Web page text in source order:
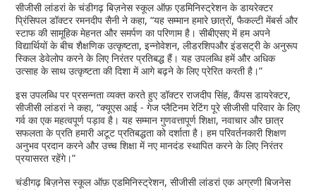
सीजीसी लांडरां के चंडीगढ़ बिज़नेस स्कूल ऑफ़ एडमिनिस्ट्रेशन के डायरेक्टर
प्रिंसिपल डॉक्टर रमनदीप सैनी ने कहा, “यह सम्मान हमारे छात्रों, फैकल्टी मेंबर्स और
स्टाफ की सामूहिक मेहनत और समर्पण का परिणाम है। सीबीएसए में हम अपने
विद्यार्थियों के बीच शैक्षणिक उत्कृष्टता, इन्नोवेशन, लीडरशिपऔर इंडसट्री के अनुरूप
स्किल डेवेलोप करने के लिए निरंतर प्रतिबद्ध हैं। यह उपलब्धि हमें और अधिक
उत्साह के साथ उत्कृष्टता की दिशा में आगे बढ़ने के लिए प्रेरित करती है।”
इस उपलब्धि पर प्रसन्नता व्यक्त करते हुए डॉक्टर राजदीप सिंह, कैंपस डायरेक्टर,
सीजीसी लांडरां ने कहा, “क्यूएस आई - गेज प्लैटिनम रेटिंग पूरे सीजीसी परिवार के लिए
गर्व का एक महत्वपूर्ण पड़ाव है। यह सम्मान गुणवत्तापूर्ण शिक्षा, नवाचार और छात्र
सफलता के प्रति हमारी अटूट प्रतिबद्धता को दर्शाता है। हम परिवर्तनकारी शिक्षण
अनुभव प्रदान करने और उच्च शिक्षा में नए मानदंड स्थापित करने के लिए निरंतर
प्रयासरत रहेंगे।”
चंडीगढ़ बिज़नेस स्कूल ऑफ़ एडमिनिस्ट्रेशन, सीजीसी लांडरां एक अग्रणी बिजनेस